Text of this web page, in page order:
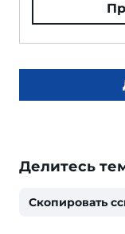
Делитесь
Скопировать